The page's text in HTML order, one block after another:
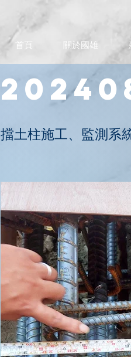
首頁 關於國雄
擋土柱施工、監測系